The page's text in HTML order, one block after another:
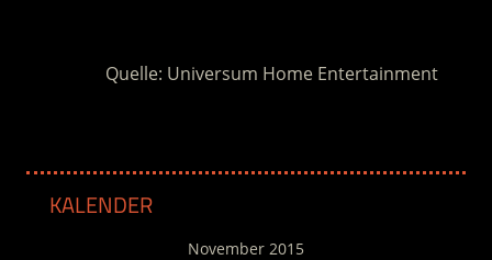
Quelle: Universum Home Entertainment
KALENDER
November 2015